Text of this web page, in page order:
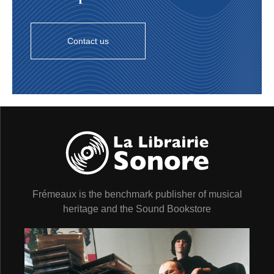
DOCUMENTATION : Emmanuelle BOUGERIE -
MONTAGE ET NUMÉRISATION : Guy LOUIS /
SOUTIEN TECHNIQUE : Jean-Baptiste MEUNIER
Enregistrement de Lionel JOSPIN : Emmanuelle
BOUGERIE et Franklin PICARD - Photos de couverture
du livret : l’OURS (l’office universitaire de recherche
socialiste) - Nous remercions Maïc CHOMEL et Béatrice
MONTORIOL (Phonothèque de l’INA) - Cessionnaire :
Frémeaux & Associés - Groupe Frémeaux Colombini
INSTITUT DES ARCHIVES SONORES
Depuis 1877, date de l’invention du phonographe par
Edison, jusqu’aux années trente, l’histoire orale n’a été
préservée que sur cylindres ou disques. Le
magnétophone allait bientôt révolutionner la collecte de
notre mémoire vivante et, aujourd’hui, les techniques
numériques nous offrent davantage de possibilités pour
la conservation. Le fonds du patrimoine oral conservé
par l’Institut des Archives Sonores compte plus de 200
000 documents, en version originale, couvrant la
Contact us
Frémeaux is the benchmark publisher of musical
heritage and the Sound Bookstore